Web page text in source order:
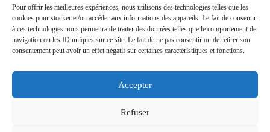
Pour offrir les meilleures expériences, nous utilisons des technologies telles que les
cookies pour stocker et/ou accéder aux informations des appareils. Le fait de consentir
à ces technologies nous permettra de traiter des données telles que le comportement de
navigation ou les ID uniques sur ce site. Le fait de ne pas consentir ou de retirer son
consentement peut avoir un effet négatif sur certaines caractéristiques et fonctions.
Accepter
Refuser
Mentions légales
Politique de cookies
Politique de confidentialité
Contactez-nous
04 51 42 22 24
La pépinière d’entreprise – CCI de la Drôme, 3